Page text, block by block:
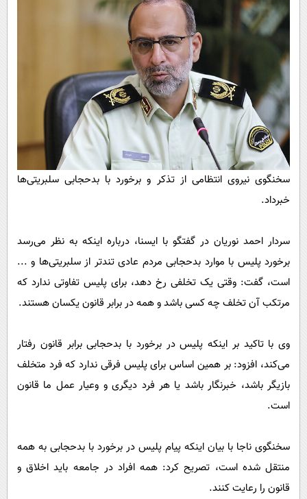
سرگرمی
فناوری
گوناگون
حوادث
محیط زیست
سلامت
فرهنگی
بین الملل
حیات وحش
سیاست خارجی
پیامک
روانشناسی
آشپزی
دانلود
سخنگوی نیروی انتظامی از تذکر و برخورد با بدحجابی سلبریتی‌ها
خبرداد.
سردار احمد نوریان در گفتگو با ایسنا، درباره اینکه به نظر می‌رسد
برخورد پلیس با موارد بدحجابی مردم عادی تندتر از سلبریتی‌ها و ...
است، گفت: وقتی یک تخلفی رخ دهد، برای پلیس تفاوتی ندارد که
مرتکب آن تخلف چه کسی باشد و همه در برابر قانون یکسان هستند.
وی با تاکید بر اینکه پلیس در برخورد با بدحجابی برابر قانون رفتار
می‌کند، افزود: بر همین اساس برای پلیس فرقی ندارد که فرد متخلف
بازیگر باشد، خبرنگار باشد یا هر فرد دیگری و وعیار عمل ما قانون
است.
سخنگوی ناجا با بیان اینکه پیام پلیس در برخورد با بدحجابی به همه
منتقل شده است، تصریح کرد: همه افراد در جامعه باید اخلاق و
قانون را رعایت کنند.